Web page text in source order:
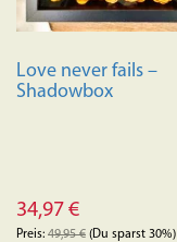
Love never fails –
Shadowbox
34,97 €
Preis: 49,95€ (Du sparst 30%)